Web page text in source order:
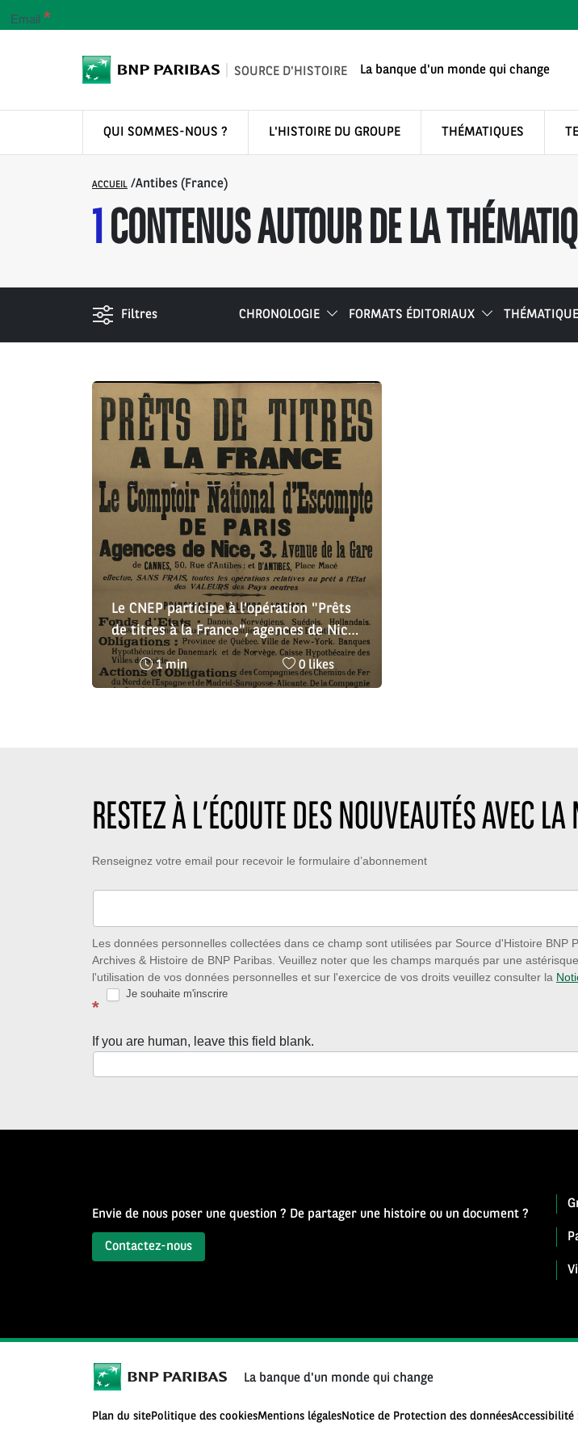
SOURCE D'HISTOIRE La banque d'un monde qui change
QUI SOMMES-NOUS ? L'HISTOIRE DU GROUPE THÉMATIQUES
ACCUEIL /Antibes (France)
1CONTENUS AUTOUR DE LA
Filtres CHRONOLOGIE FORMATS ÉDITORIAUX
Le CNEP participe à l'opération "Prêts
de titres à la France", agences de Nice,
Cannes et Antibes
Temps
de
1 min
Nombre
de
0 likes
RESTEZ À L’ÉCOUTE DES NOUVEAUTÉS AVEC
Restez
à
des
nouveautés
avec
la
Renseignez votre email pour recevoir le formulaire d’abonnement
Email *
Les données personnelles collectées dans ce champ sont utilisées par Source d'Histoire
Archives & Histoire de BNP Paribas. Veuillez noter que les champs marqués par une
l'utilisation de vos données personnelles et sur l'exercice de vos droits veuillez consulter la
*
Je souhaite m'inscrire
If you are human, leave this field blank.
Envie de nous poser une question ? De partager une histoire ou un document ?
Contactez-nous
La banque d'un monde qui change
Plan du sitePolitique des cookiesMentions légalesNotice de Protection des données